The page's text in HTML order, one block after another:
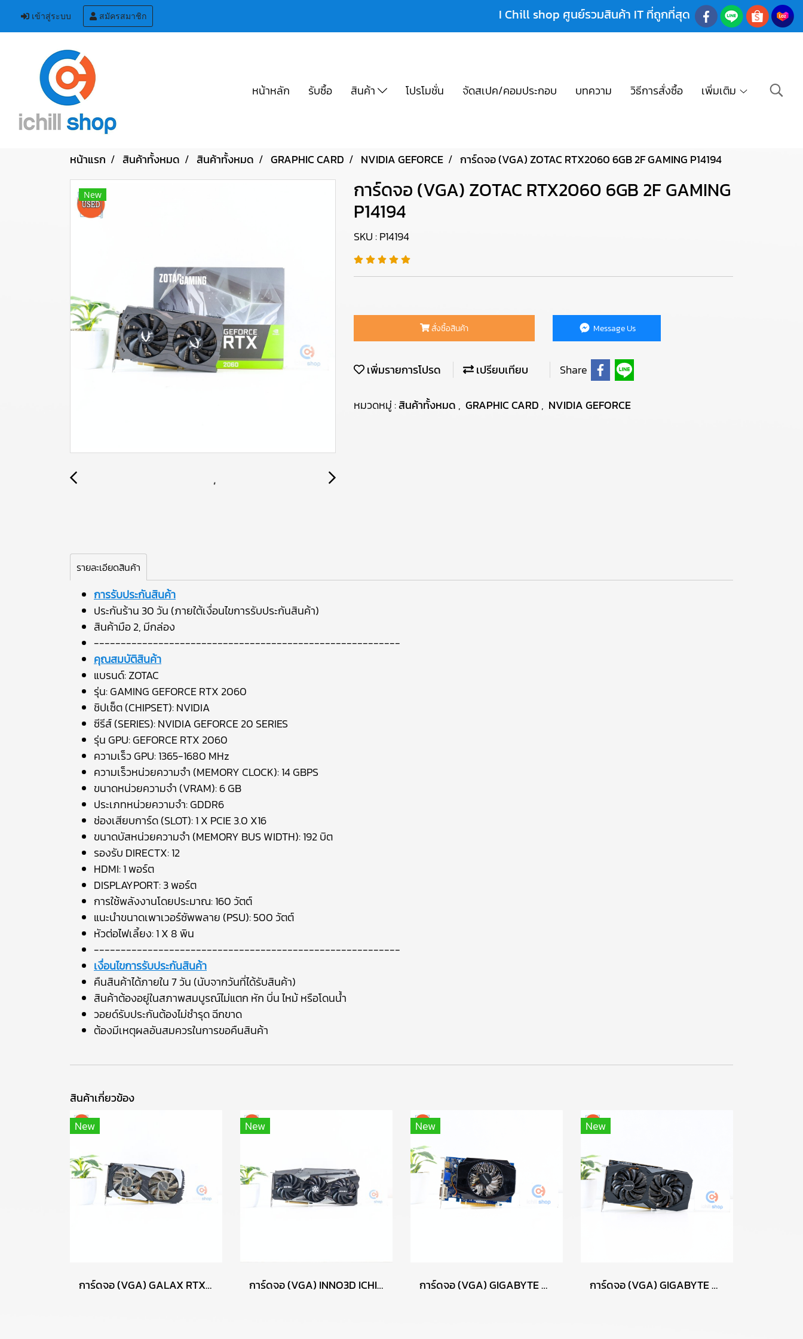
เข้าสู่ระบบ สมัครสมาชิก I Chill shop ศูนย์รวมสินค้า IT ที่ถูกที่สุด
หน้าหลัก รับซื้อ สินค้า โปรโมชั่น จัดสเปค/คอมประกอบ บทความ วิธีการสั่งซื้อ เพิ่มเติม
หน้าแรก สินค้าทั้งหมด สินค้าทั้งหมด GRAPHIC CARD NVIDIA GEFORCE การ์ดจอ (VGA) ZOTAC RTX2060 6GB 2F GAMING P14194
New
การ์ดจอ (VGA) ZOTAC RTX2060 6GB 2F GAMING
P14194
SKU : P14194
สั่งซื้อสินค้า Message Us
เพิ่มรายการโปรด เปรียบเทียบ Share
หมวดหมู่ :สินค้าทั้งหมด , GRAPHIC CARD , NVIDIA GEFORCE
รายละเอียดสินค้า
การรับประกันสินค้า
ประกันร้าน 30 วัน (ภายใต้เงื่อนไขการรับประกันสินค้า)
สินค้ามือ 2, มีกล่อง
---------------------------------------------------------
คุณสมบัติสินค้า
แบรนด์: ZOTAC
รุ่น: GAMING GEFORCE RTX 2060
ชิปเซ็ต (CHIPSET): NVIDIA
ซีรีส์ (SERIES): NVIDIA GEFORCE 20 SERIES
รุ่น GPU: GEFORCE RTX 2060
ความเร็ว GPU: 1365-1680 MHz
ความเร็วหน่วยความจำ (MEMORY CLOCK): 14 GBPS
ขนาดหน่วยความจำ (VRAM): 6 GB
ประเภทหน่วยความจำ: GDDR6
ช่องเสียบการ์ด (SLOT): 1 X PCIE 3.0 X16
ขนาดบัสหน่วยความจำ (MEMORY BUS WIDTH): 192 บิต
รองรับ DIRECTX: 12
HDMI: 1 พอร์ต
DISPLAYPORT: 3 พอร์ต
การใช้พลังงานโดยประมาณ: 160 วัตต์
แนะนำขนาดเพาเวอร์ซัพพลาย (PSU): 500 วัตต์
หัวต่อไฟเลี้ยง: 1 X 8 พิน
---------------------------------------------------------
เงื่อนไขการรับประกันสินค้า
คืนสินค้าได้ภายใน 7 วัน (นับจากวันที่ได้รับสินค้า)
สินค้าต้องอยู่ในสภาพสมบูรณ์ไม่แตก หัก บิ่น ไหม้ หรือโดนน้ำ
วอยด์รับประกันต้องไม่ชำรุด ฉีกขาด
ต้องมีเหตุผลอันสมควรในการขอคืนสินค้า
สินค้าเกี่ยวข้อง
New
การ์ดจอ (VGA) GALAX RTX2060 12GB PLUS (1-CLICK OC) P17699
New
การ์ดจอ (VGA) INNO3D ICHILL RTX3070TI 8GB X4 P17714
New
การ์ดจอ (VGA) GIGABYTE GT630 2GB 1F DDR3 P13704
New
การ์ดจอ (VGA) GIGABYTE GTX1660 SUPER 6GB 2F OC P13505